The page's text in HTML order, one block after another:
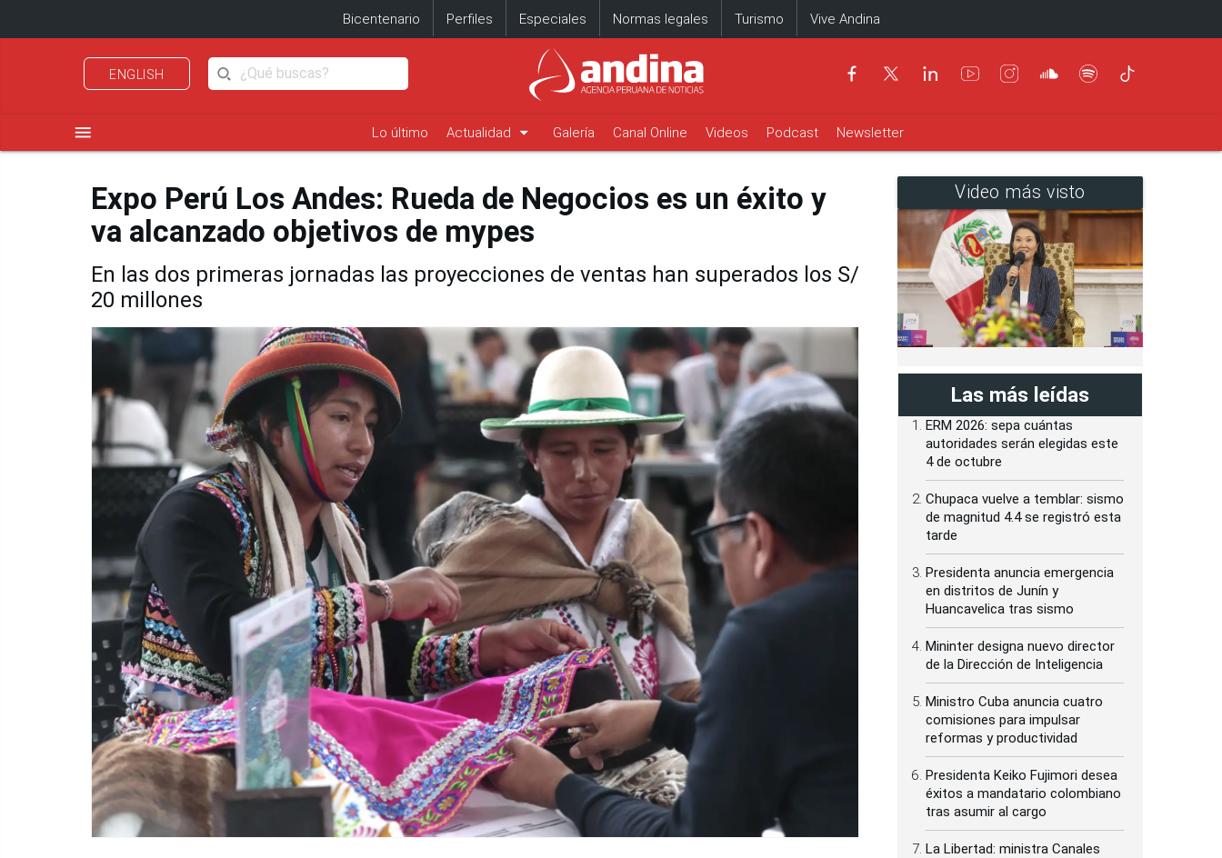
Bicentenario Perfiles Especiales Normas legales Turismo Vive Andina
ENGLISH
menu Lo último Actualidad arrow_drop_down Galería Canal Online Videos Podcast Newsletter
Expo Perú Los Andes: Rueda de Negocios es un éxito y
va alcanzado objetivos de mypes
En las dos primeras jornadas las proyecciones de ventas han superados los S/
20 millones
Video más visto
Las más leídas
ERM 2026: sepa cuántas
autoridades serán elegidas este
4 de octubre
Chupaca vuelve a temblar: sismo
de magnitud 4.4 se registró esta
tarde
Presidenta anuncia emergencia
en distritos de Junín y
Huancavelica tras sismo
Mininter designa nuevo director
de la Dirección de Inteligencia
Ministro Cuba anuncia cuatro
comisiones para impulsar
reformas y productividad
Presidenta Keiko Fujimori desea
éxitos a mandatario colombiano
tras asumir al cargo
La Libertad: ministra Canales